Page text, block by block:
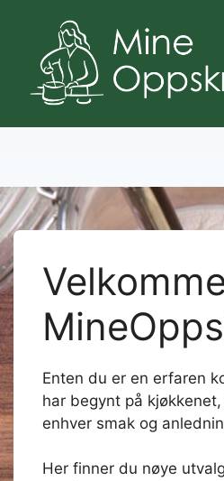
innhold
Enten du er en erfaren
har begynt på
enhver smak og
Her finner du nøye